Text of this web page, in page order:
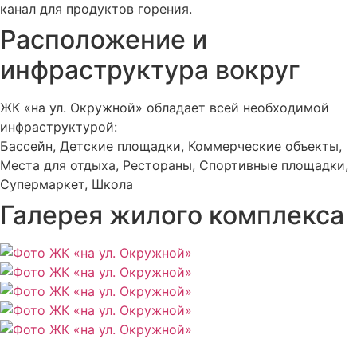
канал для продуктов горения.
Расположение и
инфраструктура вокруг
ЖК «на ул. Окружной» обладает всей необходимой
инфраструктурой:
Бассейн, Детские площадки, Коммерческие объекты,
Места для отдыха, Рестораны, Спортивные площадки,
Супермаркет, Школа
Галерея жилого комплекса